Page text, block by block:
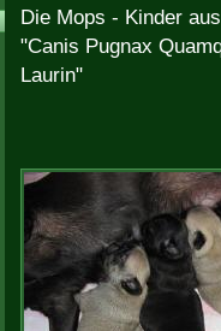
Die Mops - Kinder
"Canis Pugnax
Laurin"